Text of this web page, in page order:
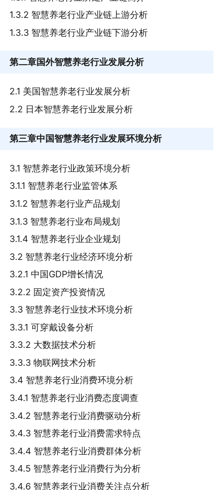
1.3.2 智慧养老行业产业链上游分析
1.3.3 智慧养老行业产业链下游分析
第二章国外智慧养老行业发展分析
2.1 美国智慧养老行业发展分析
2.2 日本智慧养老行业发展分析
第三章中国智慧养老行业发展环境分析
3.1 智慧养老行业政策环境分析
3.1.1 智慧养老行业监管体系
3.1.2 智慧养老行业产品规划
3.1.3 智慧养老行业布局规划
3.1.4 智慧养老行业企业规划
3.2 智慧养老行业经济环境分析
3.2.1 中国GDP增长情况
3.2.2 固定资产投资情况
3.3 智慧养老行业技术环境分析
3.3.1 可穿戴设备分析
3.3.2 大数据技术分析
3.3.3 物联网技术分析
3.4 智慧养老行业消费环境分析
3.4.1 智慧养老行业消费态度调查
3.4.2 智慧养老行业消费驱动分析
3.4.3 智慧养老行业消费需求特点
3.4.4 智慧养老行业消费群体分析
3.4.5 智慧养老行业消费行为分析
3.4.6 智慧养老行业消费关注点分析